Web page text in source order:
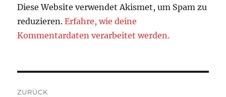
Diese Website verwendet Akismet, um Spam zu
reduzieren.Erfahre, wie deine
Kommentardaten verarbeitet werden.
ZURÜCK